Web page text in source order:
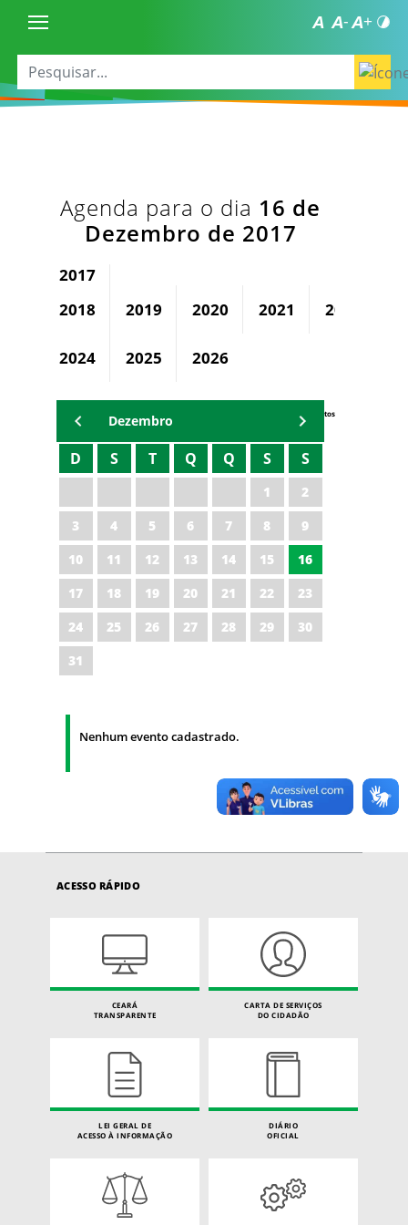
Agenda para o dia 16 de
Dezembro de 2017
2017
2018
2019 2020 2021 2022
2024 2025 2026
Eventos
Dezembro
D S T Q Q S S
1
2
3
4 5 6 7 8
9
10
11 12 13 14 15
16
17
18 19 20 21 22
23
24
25 26 27 28 29
30
31
Nenhum evento cadastrado.
ACESSO RÁPIDO
CEARÁ
TRANSPARENTE
CARTA DE SERVIÇOS
DO CIDADÃO
LEI GERAL DE
ACESSO À INFORMAÇÃO
DIÁRIO
OFICIAL